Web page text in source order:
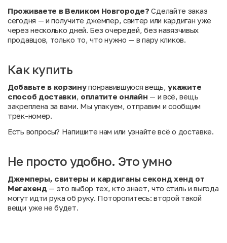
Проживаете в Великом Новгороде? Сделайте заказ
сегодня — и получите джемпер, свитер или кардиган уже
через несколько дней. Без очередей, без навязчивых
продавцов, только то, что нужно — в пару кликов.
Как купить
Добавьте в корзинупонравившуюся вещь,укажите
способ доставки, оплатите онлайн — и всё, вещь
закреплена за вами. Мы упакуем, отправим и сообщим
трек-номер.
Есть вопросы? Напишите нам или узнайте всё о доставке.
Не просто удобно. Это умно
Джемперы, свитеры и кардиганы секонд хенд от
Мегахенд — это выбор тех, кто знает, что стиль и выгода
могут идти рука об руку. Поторопитесь: второй такой
вещи уже не будет.